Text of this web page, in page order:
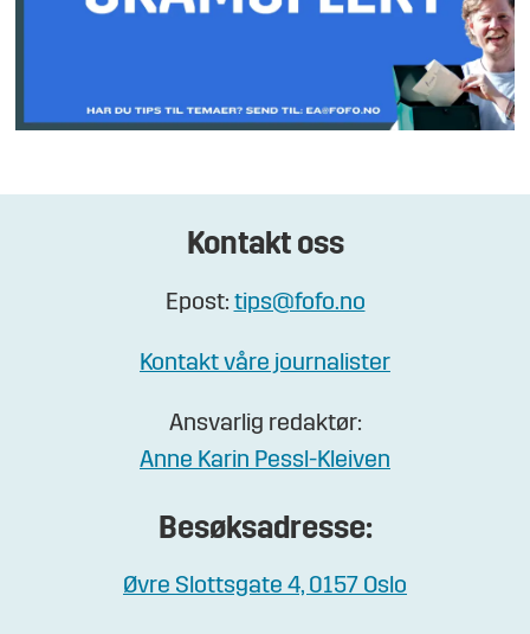
Kontakt oss
Epost: tips@fofo.no
Kontakt våre journalister
Ansvarlig redaktør:
Anne Karin Pessl-Kleiven
Besøksadresse:
Øvre Slottsgate 4, 0157 Oslo